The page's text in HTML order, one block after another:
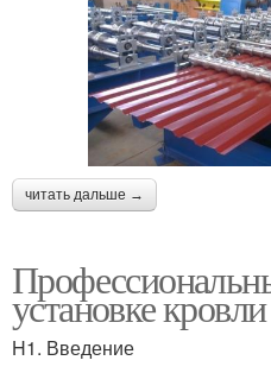
читать дальше →
установке
H1. Введение